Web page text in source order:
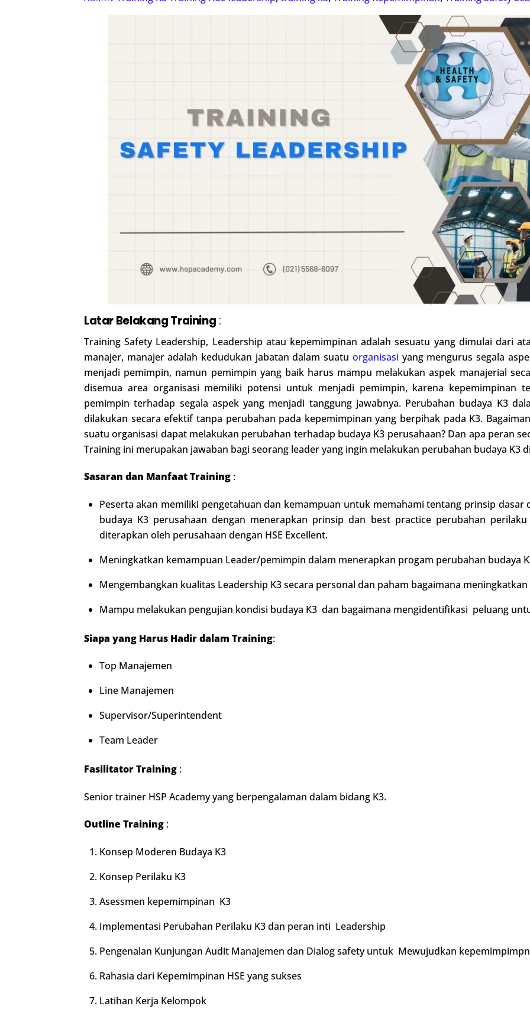
Latar Belakang Training :
Training Safety Leadership, Leadership atau kepemimpinan adalah sesuatu yang dimulai dari
manajer, manajer adalah kedudukan jabatan dalam suatu organisasi yang mengurus segala
menjadi pemimpin, namun pemimpin yang baik harus mampu melakukan aspek manajerial
disemua area organisasi memiliki potensi untuk menjadi pemimpin, karena kepemimpinan
pemimpin terhadap segala aspek yang menjadi tanggung jawabnya. Perubahan budaya K3
dilakukan secara efektif tanpa perubahan pada kepemimpinan yang berpihak pada K3.
suatu organisasi dapat melakukan perubahan terhadap budaya K3 perusahaan? Dan apa peran
Training ini merupakan jawaban bagi seorang leader yang ingin melakukan perubahan budaya K3
Sasaran dan Manfaat Training :
Peserta akan memiliki pengetahuan dan kemampuan untuk memahami tentang prinsip
budaya K3 perusahaan dengan menerapkan prinsip dan best practice perubahan
diterapkan oleh perusahaan dengan HSE Excellent.
Meningkatkan kemampuan Leader/pemimpin dalam menerapkan progam perubahan budaya
Mengembangkan kualitas Leadership K3 secara personal dan paham bagaimana
Mampu melakukan pengujian kondisi budaya K3 dan bagaimana mengidentifikasi peluang
Siapa yang Harus Hadirdalam Training:
Top Manajemen
Line Manajemen
Supervisor/Superintendent
Team Leader
Fasilitator Training :
Senior trainer HSP Academy yang berpengalaman dalam bidang K3.
Outline Training :
Konsep Moderen Budaya K3
Konsep Perilaku K3
Asessmen kepemimpinan K3
Implementasi Perubahan Perilaku K3 dan peran inti Leadership
Pengenalan Kunjungan Audit Manajemen dan Dialog safety untuk Mewujudkan
Rahasia dari Kepemimpinan HSE yang sukses
Latihan Kerja Kelompok